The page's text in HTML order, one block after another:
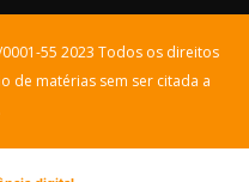
0001-55 2023 Todos os direitos
de matérias sem ser citada a